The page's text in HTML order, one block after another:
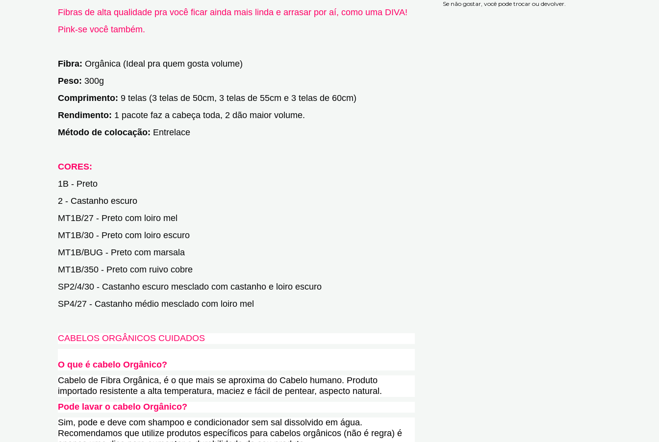
Fibras de alta qualidade pra você ficar ainda mais linda e arrasar por aí, como uma DIVA!
Pink-se você também.
Fibra: Orgânica (Ideal pra quem gosta volume)
Peso: 300g
Comprimento: 9 telas (3 telas de 50cm, 3 telas de 55cm e 3 telas de 60cm)
Rendimento: 1 pacote faz a cabeça toda, 2 dão maior volume.
Método de colocação: Entrelace
CORES:
1B - Preto
2 - Castanho escuro
MT1B/27 - Preto com loiro mel
MT1B/30 - Preto com loiro escuro
MT1B/BUG - Preto com marsala
MT1B/350 - Preto com ruivo cobre
SP2/4/30 - Castanho escuro mesclado com castanho e loiro escuro
SP4/27 - Castanho médio mesclado com loiro mel
CABELOS ORGÂNICOS CUIDADOS
O que é cabelo Orgânico?
Cabelo de Fibra Orgânica, é o que mais se aproxima do Cabelo humano. Produto
importado resistente a alta temperatura, maciez e fácil de pentear, aspecto natural.
Pode lavar o cabelo Orgânico?
Sim, pode e deve com shampoo e condicionador sem sal dissolvido em água.
Recomendamos que utilize produtos específicos para cabelos orgânicos (não é regra) é
Se não gostar, você pode trocar ou devolver.